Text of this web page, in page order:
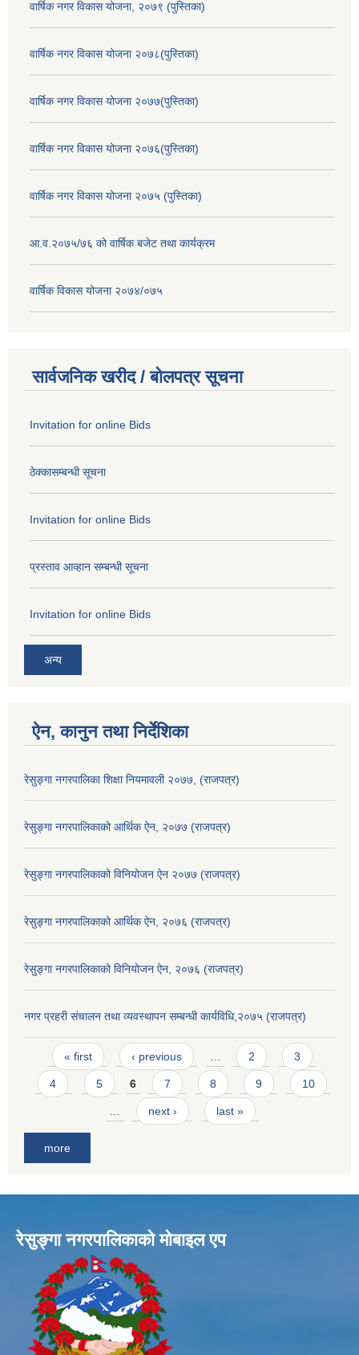
वार्षिक नगर विकास योजना, २०७९ (पुस्तिका)
वार्षिक नगर विकास योजना २०७८(पुस्तिका)
वार्षिक नगर विकास योजना २०७७(पुस्तिका)
वार्षिक नगर विकास योजना २०७६(पुस्तिका)
वार्षिक नगर विकास योजना २०७५ (पुस्तिका)
आ.व.२०७५/७६ को वार्षिक बजेट तथा कार्यक्रम
वार्षिक विकास योजना २०७४/०७५
सार्वजनिक खरीद / बोलपत्र सूचना
Invitation for online Bids
ठेक्कासम्बन्धी सूचना
Invitation for online Bids
प्रस्ताव आव्हान सम्बन्धी सूचना
Invitation for online Bids
अन्य
ऐन, कानुन तथा निर्देशिका
रेसुङ्गा नगरपालिका शिक्षा नियमावली २०७७, (राजपत्र)
रेसुङ्गा नगरपालिकाको आर्थिक ऐन, २०७७ (राजपत्र)
रेसुङ्गा नगरपालिकाको विनियोजन ऐन २०७७ (राजपत्र)
रेसुङ्गा नगरपालिकाको आर्थिक ऐन, २०७६ (राजपत्र)
रेसुङ्गा नगरपालिकाको विनियोजन ऐन, २०७६ (राजपत्र)
नगर प्रहरी संचालन तथा व्यवस्थापन सम्बन्धी कार्यविधि,२०७५ (राजपत्र)
Pages
« first ‹ previous 2 3
4 5 6 7 8 9 10
next › last »
more
रेसुङ्गा नगरपालिकाकाे माेबाइल एप